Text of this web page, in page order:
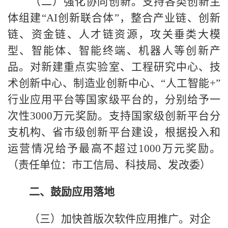
体组建“AI创新联合体”，整合产业链、创新
链、资金链、人才链资源，攻关垂类大模
型、智能体、智能终端、机器人等创新产
品。对新建重点实验室、工程研究中心、技
术创新中心、制造业创新中心、“人工智能+”
行业应用平台等国家级平台的，分别给予一
次性3000万元奖励。支持国家级创新平台分
支机构、省市级创新平台建设，根据投入和
运营情况给予最高不超过1000万元奖励。
（责任单位：市工信局、科技局、发改委）
二、鼓励应用落地
（三）加快首版次软件应用推广。对企